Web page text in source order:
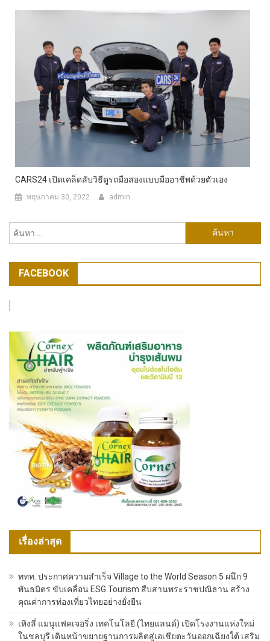
CARS24 เปิดเคล็ดลับวิธีดูรถมือสองแบบมืออาชีพด้วยตัวเอง
พฤษภาคม 30, 2022 admin
สำหรับ:
FACEBOOK
เรื่องล่าสุด
ททท. ประกาศความสำเร็จ Village to the World Season 5 ผนึก 9
พันธมิตร ขับเคลื่อน ESG Tourism สืบสานพระราชปณิธาน สร้าง
คุณค่าการท่องเที่ยวไทยอย่างยั่งยืน
เหิงลี่ แมนูแฟคเจอริ่ง เทคโนโลยี (ไทยแลนด์) เปิดโรงงานแห่งใหม่
ในชลบุรี เดินหน้าขยายฐานการผลิตสู่เอเชียตะวันออกเฉียงใต้ เสริม